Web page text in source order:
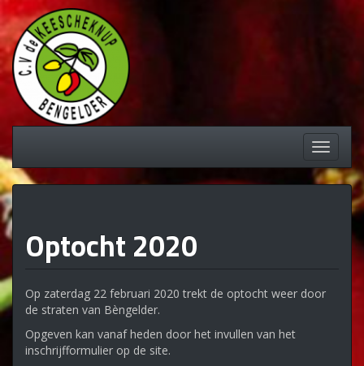
Spring
naar
inhoud
Schakel
Optocht 2020
Op zaterdag 22 februari 2020 trekt de optocht weer door
de straten van Bèngelder.
Opgeven kan vanaf heden door het invullen van het
inschrijfformulier op de site.